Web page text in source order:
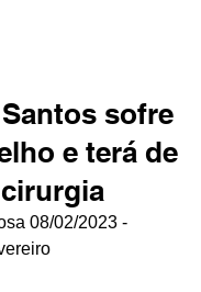
sofre
e terá de
08/02/2023 -